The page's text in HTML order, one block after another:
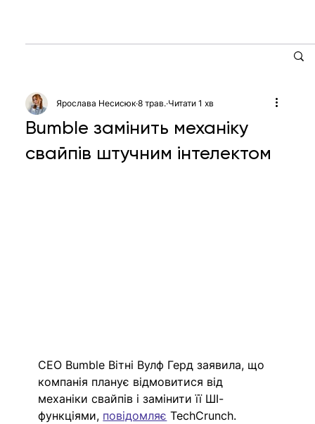
Bumble замінить механіку
свайпів штучним інтелектом
Ярослава Несисюк 8 трав. Читати 1 хв
CEO Bumble Вітні Вулф Герд заявила, що
компанія планує відмовитися від
механіки свайпів і замінити її ШІ-
функціями, повідомляє TechCrunch.